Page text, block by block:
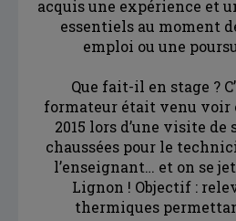
acquis une expérience et
essentiels au moment
emploi ou une
Que fait-il en stage ?
formateur était venu voir
2015 lors d’une visite de
chaussées pour le
l’enseignant… et on se
Lignon ! Objectif :
thermiques